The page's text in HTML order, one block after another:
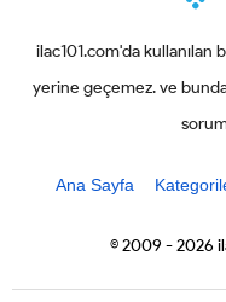
ilac101.com'da kullanılan
yerine geçemez. ve
Ana Sayfa
© 2009 - 2026